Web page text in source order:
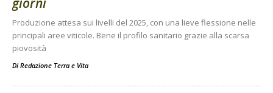
Produzione attesa sui livelli del 2025, con una lieve flessione nelle
principali aree viticole. Bene il profilo sanitario grazie alla scarsa
piovosità
Di Redazione Terra e Vita